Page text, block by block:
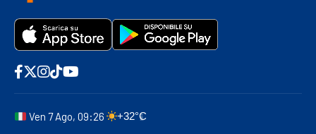
Ven 7 Ago, 09:26 +32°C